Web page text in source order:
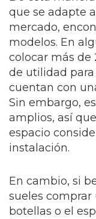
que se adapte
mercado,
modelos. En
colocar más de
de utilidad
cuentan con
Sin embargo,
amplios, así
espacio
instalación.
En cambio, si
sueles
botellas o el